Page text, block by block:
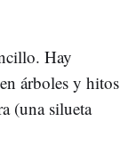
Hay
árboles y hitos
(una silueta